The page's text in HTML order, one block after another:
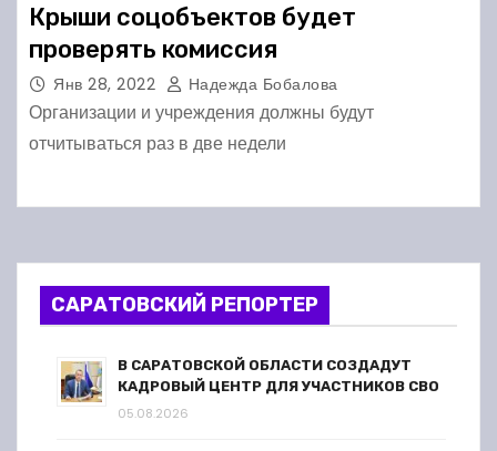
Крыши соцобъектов будет
проверять комиссия
Янв 28, 2022 Надежда Бобалова
Организации и учреждения должны будут
отчитываться раз в две недели
САРАТОВСКИЙ РЕПОРТЕР
В САРАТОВСКОЙ ОБЛАСТИ СОЗДАДУТ
КАДРОВЫЙ ЦЕНТР ДЛЯ УЧАСТНИКОВ СВО
05.08.2026